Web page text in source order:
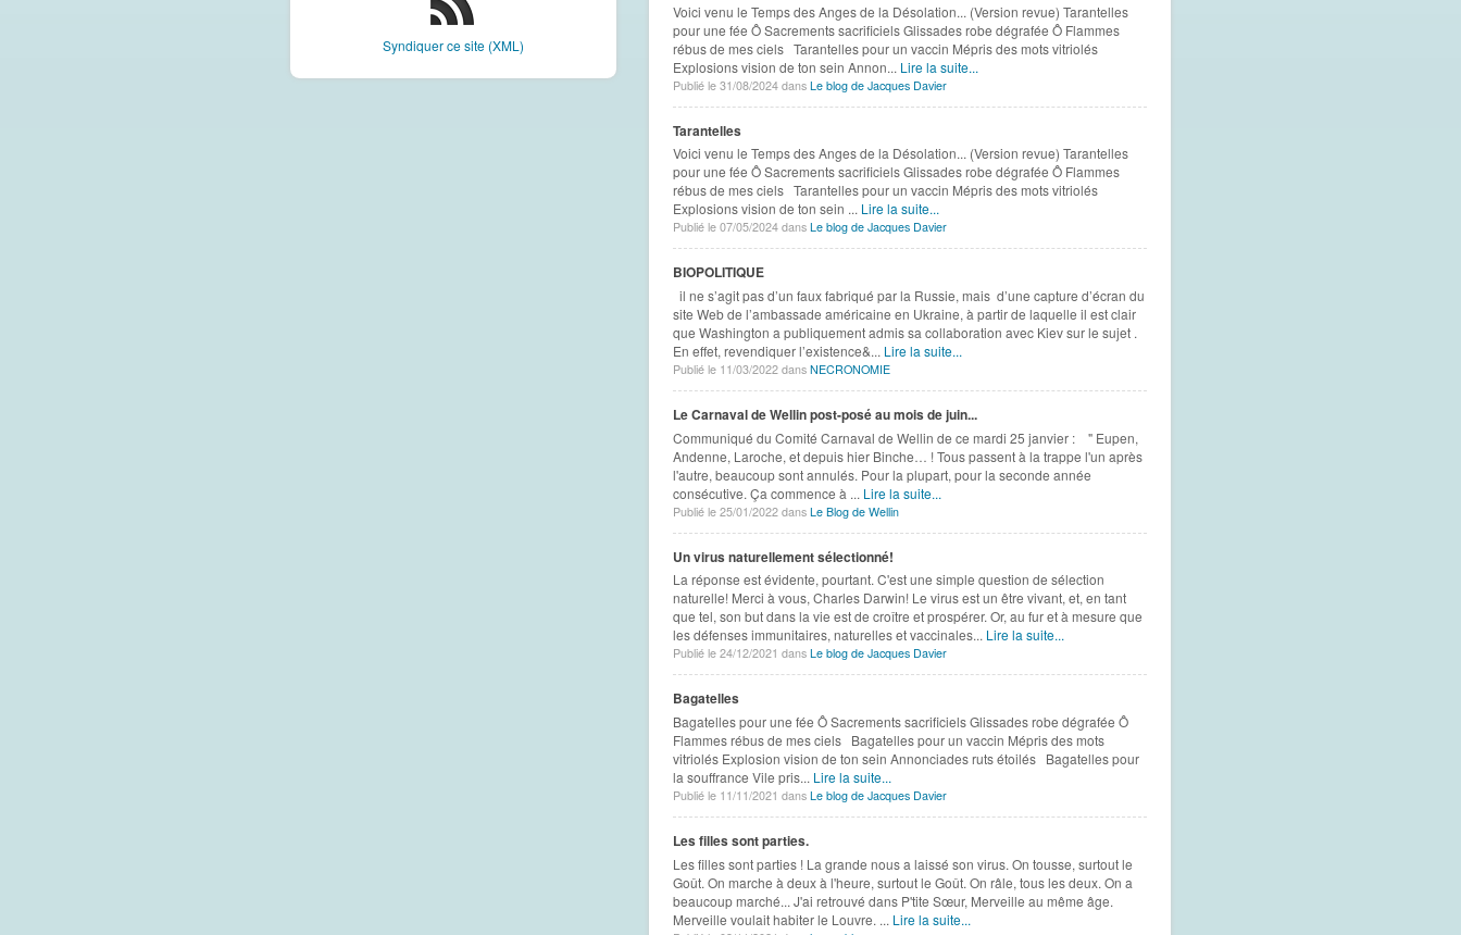
Syndiquer ce site (XML)
Voici venu le Temps des Anges de la Désolation... (Version revue) Tarantelles
pour une fée Ô Sacrements sacrificiels Glissades robe dégrafée Ô Flammes
rébus de mes ciels Tarantelles pour un vaccin Mépris des mots vitriolés
Explosions vision de ton sein Annon... Lire la suite...
Publié le 31/08/2024 dans Le blog de Jacques Davier
Tarantelles
Voici venu le Temps des Anges de la Désolation... (Version revue) Tarantelles
pour une fée Ô Sacrements sacrificiels Glissades robe dégrafée Ô Flammes
rébus de mes ciels Tarantelles pour un vaccin Mépris des mots vitriolés
Explosions vision de ton sein ... Lire la suite...
Publié le 07/05/2024 dans Le blog de Jacques Davier
BIOPOLITIQUE
il ne s’agit pas d’un faux fabriqué par la Russie, mais d’une capture d’écran du
site Web de l’ambassade américaine en Ukraine, à partir de laquelle il est clair
que Washington a publiquement admis sa collaboration avec Kiev sur le sujet .
En effet, revendiquer l’existence&... Lire la suite...
Publié le 11/03/2022 dans NECRONOMIE
Le Carnaval de Wellin post-posé au mois de juin...
Communiqué du Comité Carnaval de Wellin de ce mardi 25 janvier : " Eupen,
Andenne, Laroche, et depuis hier Binche… ! Tous passent à la trappe l'un après
l'autre, beaucoup sont annulés. Pour la plupart, pour la seconde année
consécutive. Ça commence à ... Lire la suite...
Publié le 25/01/2022 dans Le Blog de Wellin
Un virus naturellement sélectionné!
La réponse est évidente, pourtant. C'est une simple question de sélection
naturelle! Merci à vous, Charles Darwin! Le virus est un être vivant, et, en tant
que tel, son but dans la vie est de croître et prospérer. Or, au fur et à mesure que
les défenses immunitaires, naturelles et vaccinales... Lire la suite...
Publié le 24/12/2021 dans Le blog de Jacques Davier
Bagatelles
Bagatelles pour une fée Ô Sacrements sacrificiels Glissades robe dégrafée Ô
Flammes rébus de mes ciels Bagatelles pour un vaccin Mépris des mots
vitriolés Explosion vision de ton sein Annonciades ruts étoilés Bagatelles pour
la souffrance Vile pris... Lire la suite...
Publié le 11/11/2021 dans Le blog de Jacques Davier
Les filles sont parties.
Les filles sont parties ! La grande nous a laissé son virus. On tousse, surtout le
Goût. On marche à deux à l'heure, surtout le Goût. On râle, tous les deux. On a
beaucoup marché... J'ai retrouvé dans P'tite Sœur, Merveille au même âge.
Merveille voulait habiter le Louvre. ... Lire la suite...